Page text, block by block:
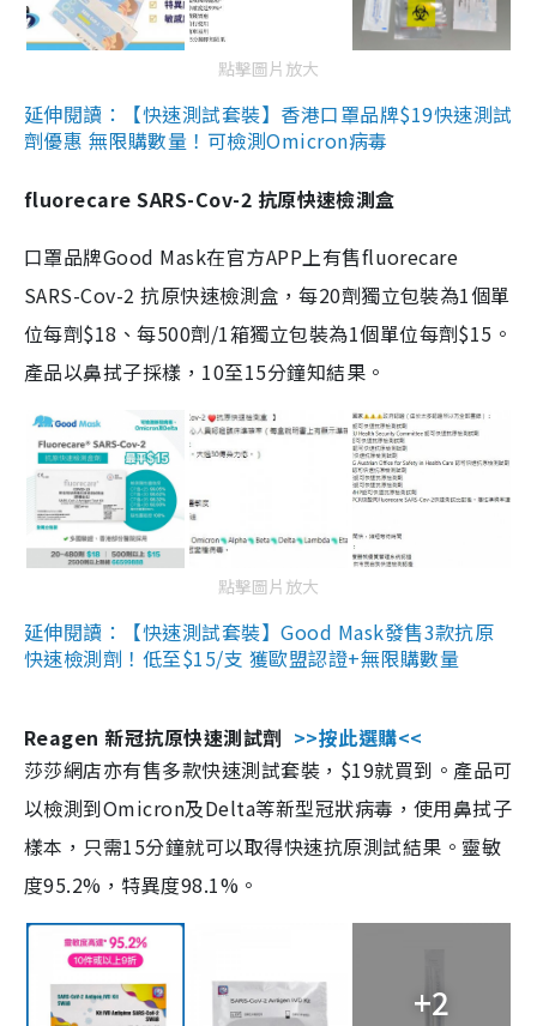
點擊圖片放大
延伸閱讀：【快速測試套裝】香港口罩品牌$19快速測試
劑優惠 無限購數量！可檢測Omicron病毒
fluorecare SARS-Cov-2 抗原快速檢測盒
口罩品牌Good Mask在官方APP上有售fluorecare
SARS-Cov-2 抗原快速檢測盒，每20劑獨立包裝為1個單
位每劑$18、每500劑/1箱獨立包裝為1個單位每劑$15。
產品以鼻拭子採樣，10至15分鐘知結果。
點擊圖片放大
延伸閱讀：【快速測試套裝】Good Mask發售3款抗原
快速檢測劑！低至$15/支 獲歐盟認證+無限購數量
Reagen 新冠抗原快速測試劑 >>按此選購<<
莎莎網店亦有售多款快速測試套裝，$19就買到。產品可
以檢測到Omicron及Delta等新型冠狀病毒，使用鼻拭子
樣本，只需15分鐘就可以取得快速抗原測試結果。靈敏
度95.2%，特異度98.1%。
+2